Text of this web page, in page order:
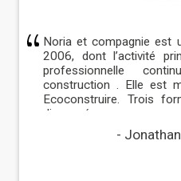
Noria et compagnie est
2006, dont l’activité
professionnelle
construction . Elle est
Ecoconstruire. Trois
dispensées:
- Maçon(ne) Terre Crue